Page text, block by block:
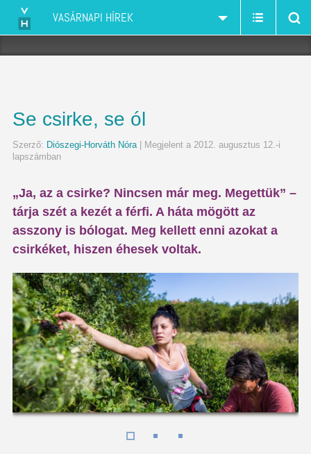
VASÁRNAPI HÍREK
Se csirke, se ól
Szerző: Diószegi-Horváth Nóra| Megjelent a 2012. augusztus 12.-i
lapszámban
„Ja, az a csirke? Nincsen már meg. Megettük” –
tárja szét a kezét a férfi. A háta mögött az
asszony is bólogat. Meg kellett enni azokat a
csirkéket, hiszen éhesek voltak.